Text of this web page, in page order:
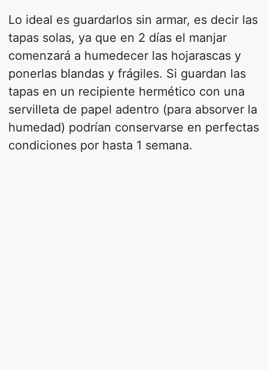
Lo ideal es guardarlos sin armar, es decir las
tapas solas, ya que en 2 días el manjar
comenzará a humedecer las hojarascas y
ponerlas blandas y frágiles. Si guardan las
tapas en un recipiente hermético con una
servilleta de papel adentro (para absorver la
humedad) podrían conservarse en perfectas
condiciones por hasta 1 semana.